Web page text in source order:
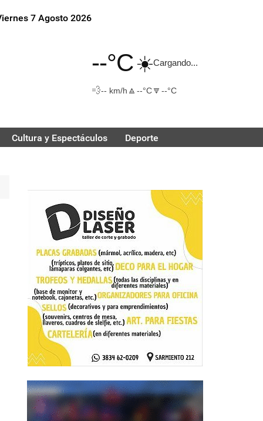
7 Agosto 2026
--°C☀️Cargando...
💨-- km/h 🔼 --°C🔽 --°C
Cultura y Espectáculos Deporte